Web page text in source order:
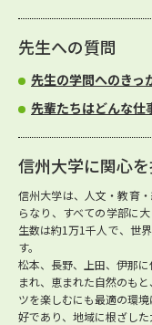
先生への質問
先生の学問へのきっ
先輩たちはどんな仕
信州大学に関心
信州大学は、人文・教育
らなり、すべての学部に
生数は約1万1千人で、世
す。
松本、長野、上田、伊那
まれ、恵まれた自然のも
ツを楽しむにも最適の環
好であり、地域に根ざした